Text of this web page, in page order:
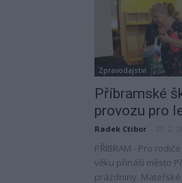
Zpravodajství
Příbramské
provozu pro
Radek Ctibor
PŘÍBRAM - Pro
věku přináší město
prázdniny.